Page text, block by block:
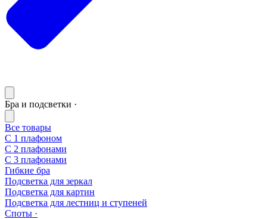
Бра и подсветки ·
Все товары
С 1 плафоном
С 2 плафонами
С 3 плафонами
Гибкие бра
Подсветка для зеркал
Подсветка для картин
Подсветка для лестниц и ступеней
Споты ·